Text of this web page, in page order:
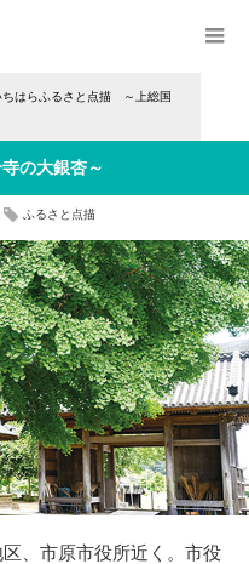
ちはらふるさと点描 ～上総国
の大銀杏～
ふるさと点描
、市原市役所近く。市役